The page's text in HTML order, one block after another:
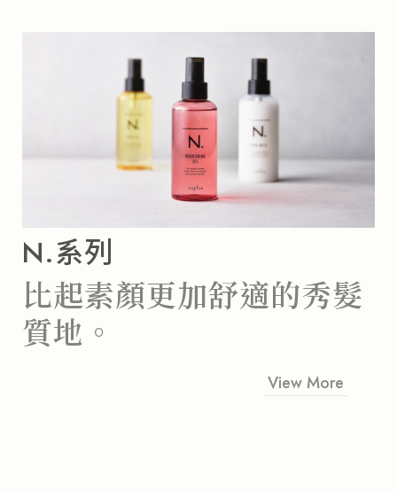
N.系列
比起素顏更加舒適的秀髮
質地。
View More